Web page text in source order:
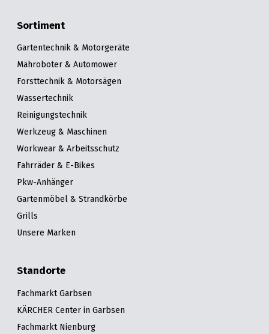
Sortiment
Gartentechnik & Motorgeräte
Mähroboter & Automower
Forsttechnik & Motorsägen
Wassertechnik
Reinigungstechnik
Werkzeug & Maschinen
Workwear & Arbeitsschutz
Fahrräder & E-Bikes
Pkw-Anhänger
Gartenmöbel & Strandkörbe
Grills
Unsere Marken
Standorte
Fachmarkt Garbsen
KÄRCHER Center in Garbsen
Fachmarkt Nienburg